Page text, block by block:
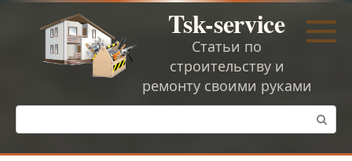
Перейти
Tsk-service
Статьи по
строительству и
ремонту своими руками
Поиск: